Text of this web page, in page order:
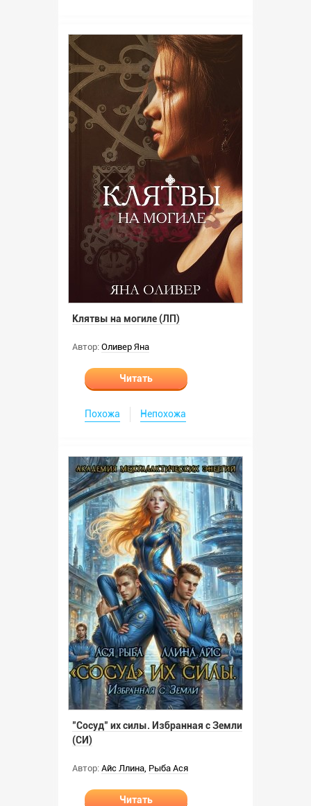
Клятвы на могиле (ЛП)
Автор: Оливер Яна
Читать
Похожа Непохожа
"Сосуд" их силы. Избранная с Земли
(СИ)
Автор: Айс Ллина, Рыба Ася
Читать